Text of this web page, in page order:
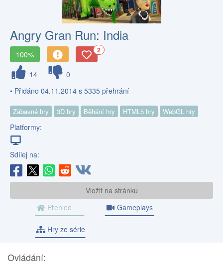
Angry Gran Run: India
100% 2
14
0
• Přidáno 04.11.2014 s 5335 přehrání
Zábavné hry 3D hry Běhání hry HTML5 hry WebGL hry
Platformy:
Sdílej na:
Vložit na stránku
Přehled
Gameplays
Hry ze série
Ovládání: